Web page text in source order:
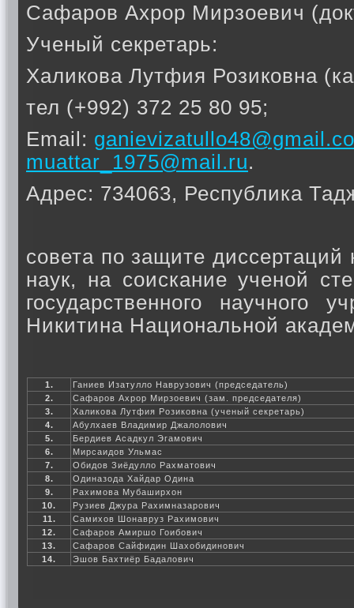
Сафаров Ахрор Мирзоевич
Ученый секретарь:
Халикова Лутфия Розиковна
тел (+992) 372 25 80 95;
Email:
muattar_1975@mail.ru.
Адрес: 734063, Республика
совета по защите диссертаций
наук, на соискание ученой
государственного
Никитина Национальной
1.
Ганиев Изатулло Наврузович (председатель)
2.
Сафаров Ахрор Мирзоевич (зам. председателя)
3.
Халикова Лутфия Розиковна (ученый секретарь)
4.
Абулхаев Владимир Джалолович
5.
Бердиев Асадкул Эгамович
6.
Мирсаидов Ульмас
7.
Обидов Зиёдулло Рахматович
8.
Одиназода Хайдар Одина
9.
Рахимова Мубаширхон
10.
Рузиев Джура Рахимназарович
11.
Самихов Шонавруз Рахимович
12.
Сафаров Амиршо Гоибович
13.
Сафаров Сайфидин Шахобидинович
14.
Эшов Бахтиёр Бадалович